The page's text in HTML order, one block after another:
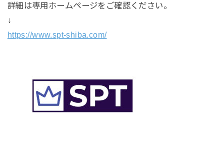
詳細は専用ホームページをご確認ください。
↓
https://www.spt-shiba.com/